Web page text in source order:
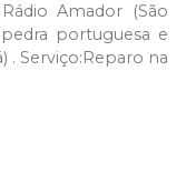
Amador (São
pedra portuguesa e
. Serviço:Reparo na